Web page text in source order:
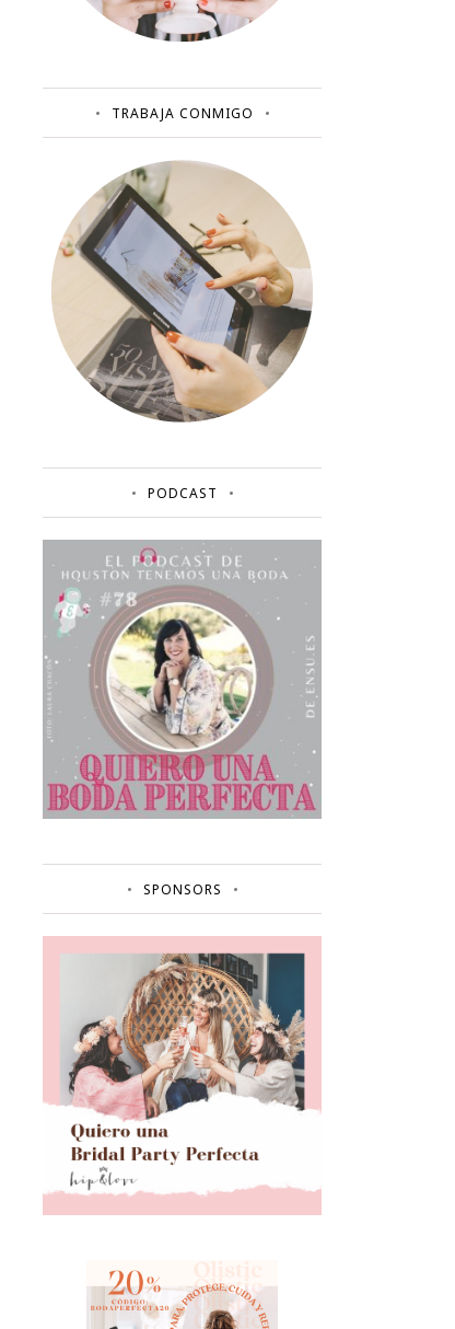
TRABAJA CONMIGO
PODCAST
SPONSORS